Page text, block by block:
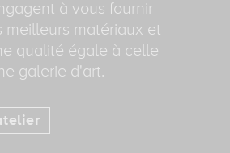
à vous fournir
meilleurs matériaux et
qualité égale à celle
galerie d'art.